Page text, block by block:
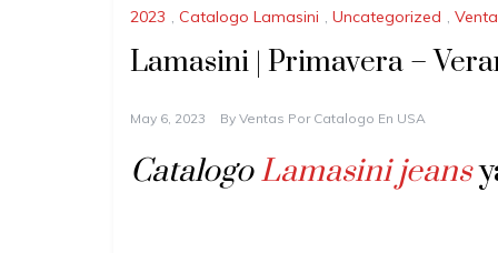
2023 , Catalogo Lamasini , Uncategorized ,
Lamasini | Primavera –
May 6, 2023 By Ventas Por Catalogo En USA
CatalogoLamasini jeans